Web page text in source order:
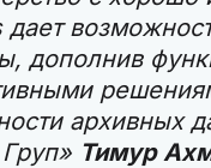
дает
дополнив
архивных
Тимур